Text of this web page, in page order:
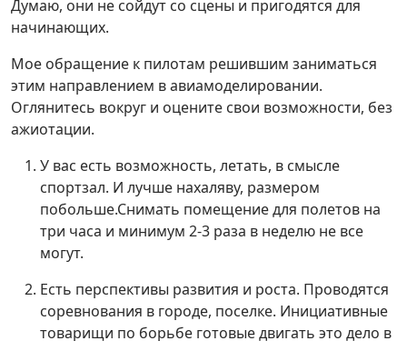
Думаю, они не сойдут со сцены и пригодятся для
начинающих.
Мое обращение к пилотам решившим заниматься
этим направлением в авиамоделировании.
Оглянитесь вокруг и оцените свои возможности, без
ажиотации.
У вас есть возможность, летать, в смысле
спортзал. И лучше нахаляву, размером
побольше.Снимать помещение для полетов на
три часа и минимум 2-3 раза в неделю не все
могут.
Есть перспективы развития и роста. Проводятся
соревнования в городе, поселке. Инициативные
товарищи по борьбе готовые двигать это дело в